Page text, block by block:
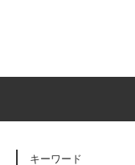
キーワード